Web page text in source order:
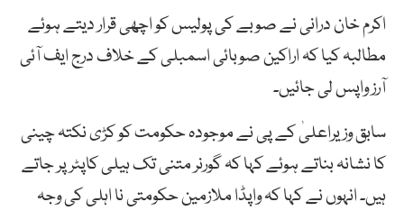
اکرم خان درانی نے صوبے کی پولیس کو اچھی قرار دیتے ہوئے
مطالبہ کیا کہ اراکین صوبائی اسمبلی کے خلاف درج ایف آئی
آرز واپس لی جائیں۔
سابق وزیراعلیٰ کے پی نے موجودہ حکومت کو کڑی نکتہ چینی
کا نشانہ بناتے ہوئے کہا کہ گورنر متنی تک ہیلی کاپٹر پر جاتے
ہیں۔ انہوں نے کہا کہ واپڈا ملازمین حکومتی نا اہلی کی وجہ